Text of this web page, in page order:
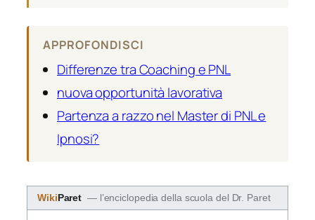
APPROFONDISCI
Differenze tra Coaching e PNL
nuova opportunità lavorativa
Partenza a razzo nel Master di PNL e
Ipnosi?
Wiki Paret — l’enciclopedia della scuola del Dr. Paret